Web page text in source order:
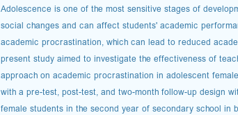
Adolescence is one of the most sensitive stages of
social changes and can affect students' academic
academic procrastination, which can lead to reduced
present study aimed to investigate the effectiveness of
approach on academic procrastination in adolescent
with a pre-test, post-test, and two-month follow-up design
female students in the second year of secondary school